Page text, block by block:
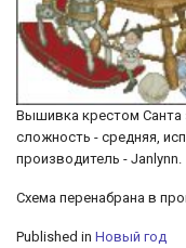
Вышивка крестом Санта
сложность - средняя,
производитель - Janlynn.
Схема перенабрана в
Published in Новый год